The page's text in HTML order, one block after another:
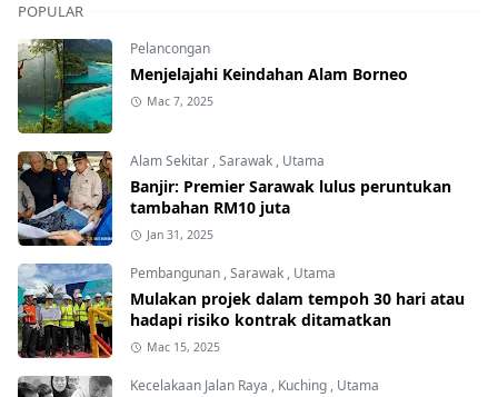
POPULAR
Pelancongan
Menjelajahi Keindahan Alam Borneo
Mac 7, 2025
Alam Sekitar ,Sarawak , Utama
Banjir: Premier Sarawak lulus peruntukan
tambahan RM10 juta
Jan 31, 2025
Pembangunan ,Sarawak , Utama
Mulakan projek dalam tempoh 30 hari atau
hadapi risiko kontrak ditamatkan
Mac 15, 2025
Kecelakaan Jalan Raya , Kuching , Utama